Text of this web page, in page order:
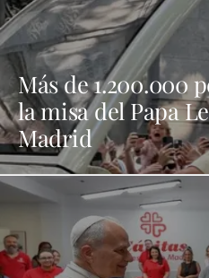
Más de 1.200.000
la misa del Papa
Madrid